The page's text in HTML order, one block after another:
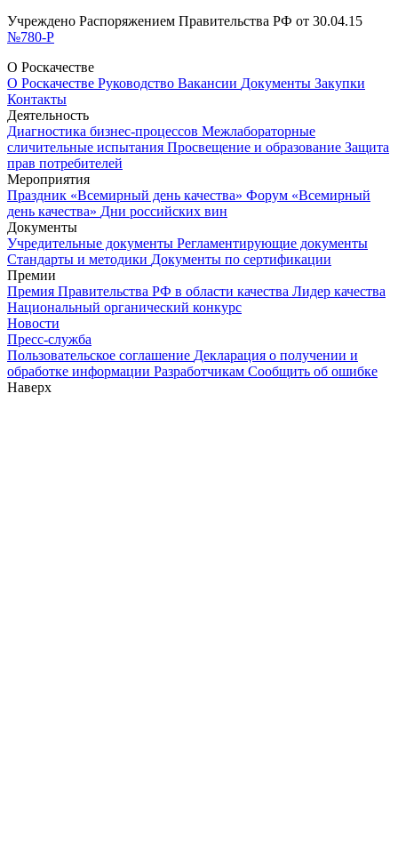
Учреждено Распоряжением Правительства РФ от 30.04.15
№780-Р
О Роскачестве
О Роскачестве Руководство Вакансии Документы Закупки
Контакты
Деятельность
Диагностика бизнес-процессов Межлабораторные
сличительные испытания Просвещение и образование Защита
прав потребителей
Мероприятия
Праздник «Всемирный день качества» Форум «Всемирный
день качества» Дни российских вин
Документы
Учредительные документы Регламентирующие документы
Стандарты и методики Документы по сертификации
Премии
Премия Правительства РФ в области качества Лидер качества
Национальный органический конкурс
Новости
Пресс-служба
Пользовательское соглашение Декларация о получении и
обработке информации Разработчикам Сообщить об ошибке
Наверх